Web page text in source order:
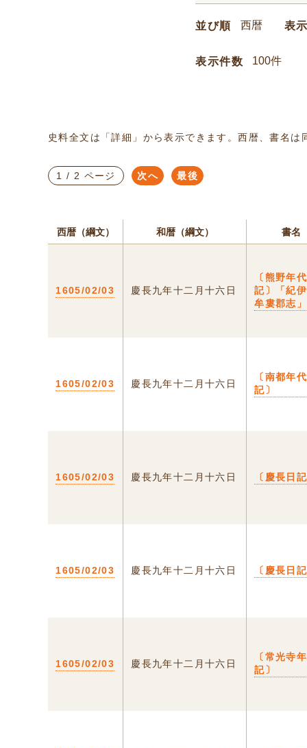
並び順 表
表示件数
史料全文は「詳細」から表示できます。西暦、書名
1 / 2 ページ 次へ 最後
西暦（綱文） 和暦（綱文） 書名
1605/02/03 慶長九年十二月十六日
〔熊野年代
記〕「紀
牟婁郡志」
1605/02/03 慶長九年十二月十六日
〔南都年代
記〕
1605/02/03 慶長九年十二月十六日 〔慶長日
1605/02/03 慶長九年十二月十六日 〔慶長日
1605/02/03 慶長九年十二月十六日
〔常光寺
記〕